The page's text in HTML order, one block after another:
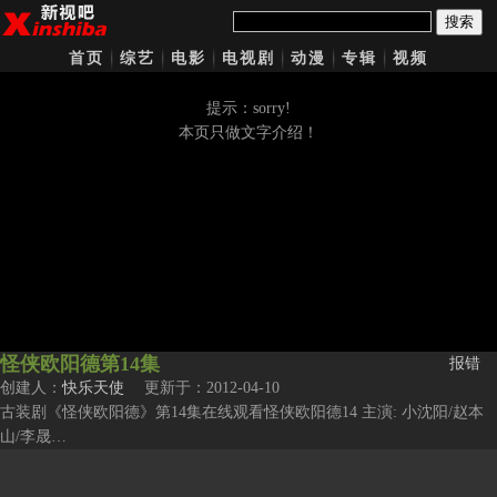
搜索
首页 综艺 电影 电视剧 动漫 专辑 视频
提示：sorry!
本页只做文字介绍！
怪侠欧阳德第14集
报错
创建人：快乐天使 更新于：2012-04-10
古装剧《怪侠欧阳德》第14集在线观看怪侠欧阳德14 主演: 小沈阳/赵本
山/李晟…